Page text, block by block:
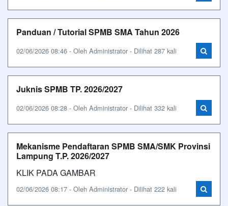
Panduan / Tutorial SPMB SMA Tahun 2026
02/06/2026 08:46 - Oleh Administrator - Dilihat 287 kali
Juknis SPMB TP. 2026/2027
02/06/2026 08:28 - Oleh Administrator - Dilihat 332 kali
Mekanisme Pendaftaran SPMB SMA/SMK Provinsi
Lampung T.P. 2026/2027
KLIK PADA GAMBAR
02/06/2026 08:17 - Oleh Administrator - Dilihat 222 kali